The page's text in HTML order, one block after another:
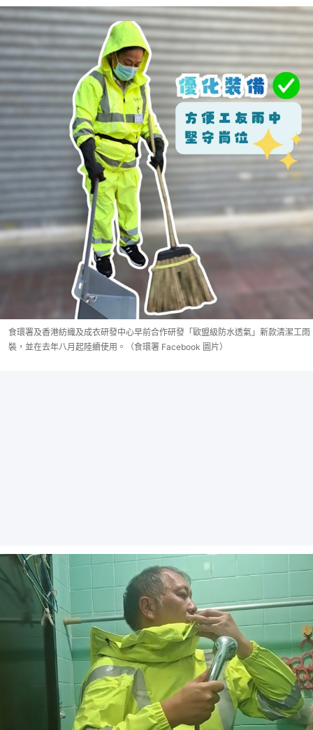
食環署及香港紡織及成衣研發中心早前合作研發「歐盟級防水透氣」新款清潔工雨
裝，並在去年八月起陸續使用。（食環署 Facebook 圖片）